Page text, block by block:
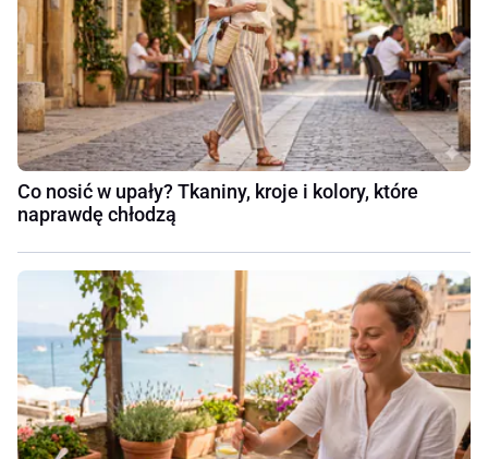
Co nosić w upały? Tkaniny, kroje i kolory, które
naprawdę chłodzą